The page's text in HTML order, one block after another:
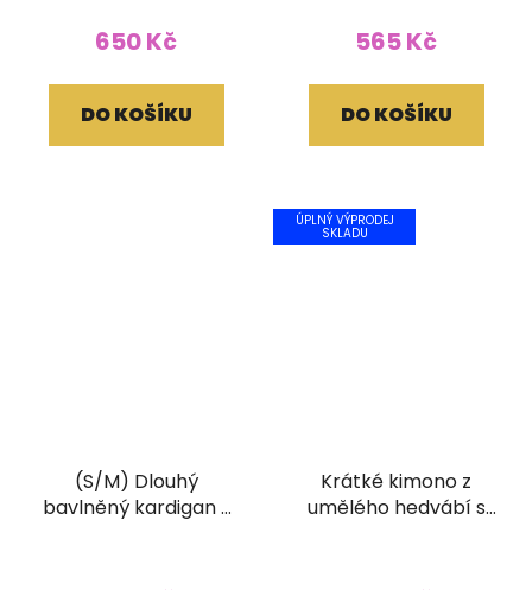
650 Kč
DO KOŠÍKU
565 Kč
DO KOŠÍKU
(S/M) Dlouhý
bavlněný kardigan s
ÚPLNÝ VÝPRODEJ
SKLADU
Krátké kimono z
umělého hedvábí s